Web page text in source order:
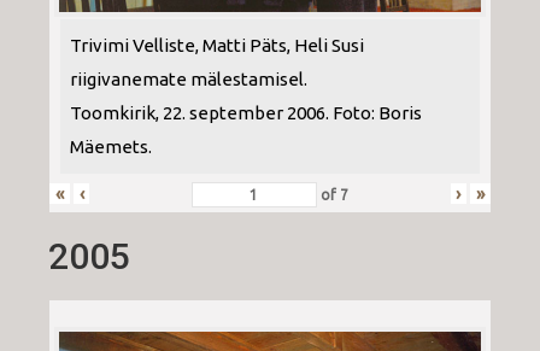
Trivimi Velliste, Matti Päts, Heli Susi
riigivanemate mälestamisel.
Toomkirik, 22. september 2006. Foto: Boris
Mäemets.
« ‹ of 7 › »
2005